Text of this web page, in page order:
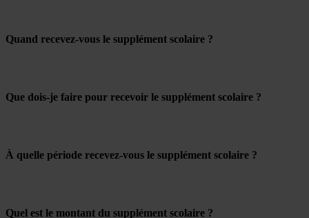
Quand recevez-vous le supplément scolaire ?
Que dois-je faire pour recevoir le supplément scolaire ?
À quelle période recevez-vous le supplément scolaire ?
Quel est le montant du supplément scolaire ?